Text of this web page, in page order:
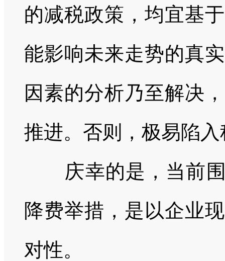
的减税政策，均宜基
能影响未来走势的真
因素的分析乃至解决
推进。否则，极易陷
庆幸的是，当前围
降费举措，是以企业
对性。